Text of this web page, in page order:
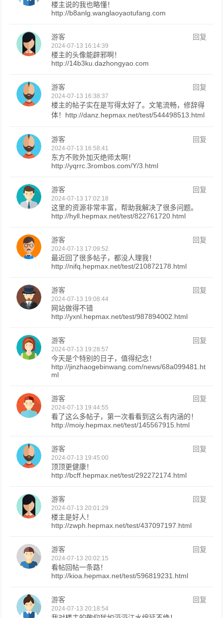
楼主说的我也略懂！
http://b8anlg.wanglaoyaotufang.com
游客 回复
2024-07-13 16:14:39
楼主的头像能辟邪啊！
http://14b3ku.dazhongyao.com
游客 回复
2024-07-13 16:38:37
楼主的帖子实在是写得太好了。文笔流畅，修辞得
体！http://danz.hepmax.net/test/544498513.html
游客 回复
2024-07-13 16:58:41
东方不败外加灭绝师太啊！
http://yqrrc.3rombos.com/Y/3.html
游客 回复
2024-07-13 17:02:18
这里的资源非常丰富，帮助我解决了很多问题。
http://hyll.hepmax.net/test/822761720.html
游客 回复
2024-07-13 17:09:52
最近回了很多帖子，都没人理我！
http://nifq.hepmax.net/test/210872178.html
游客 回复
2024-07-13 19:08:44
网站做得不错
http://yxnl.hepmax.net/test/987894002.html
游客 回复
2024-07-13 19:28:57
今天是个特别的日子，值得纪念！
http://jinzhaogebinwang.com/news/68a099481.ht
ml
游客 回复
2024-07-13 19:44:55
看了这么多帖子，第一次看看到这么有内涵的！
http://moiy.hepmax.net/test/145567915.html
游客 回复
2024-07-13 19:45:00
顶顶更健康！
http://bcff.hepmax.net/test/292272174.html
游客 回复
2024-07-13 20:01:29
楼主是好人！
http://zwph.hepmax.net/test/437097197.html
游客 回复
2024-07-13 20:02:15
看帖回帖一条路！
http://kioa.hepmax.net/test/596819231.html
游客 回复
2024-07-13 20:18:54